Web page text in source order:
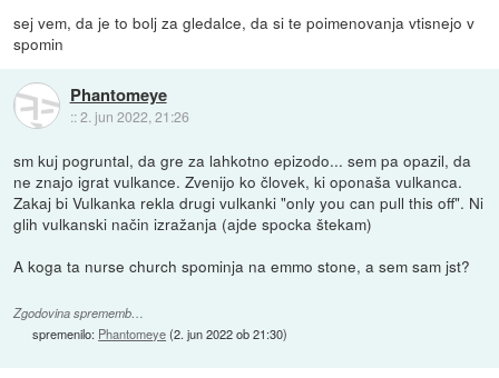
sej vem, da je to bolj za gledalce, da si te poimenovanja vtisnejo v
spomin
Phantomeye
::2. jun 2022, 21:26
sm kuj pogruntal, da gre za lahkotno epizodo... sem pa opazil, da
ne znajo igrat vulkance. Zvenijo ko človek, ki oponaša vulkanca.
Zakaj bi Vulkanka rekla drugi vulkanki "only you can pull this off". Ni
glih vulkanski način izražanja (ajde spocka štekam)
A koga ta nurse church spominja na emmo stone, a sem sam jst?
Zgodovina sprememb…
spremenilo: Phantomeye(2. jun 2022 ob 21:30)